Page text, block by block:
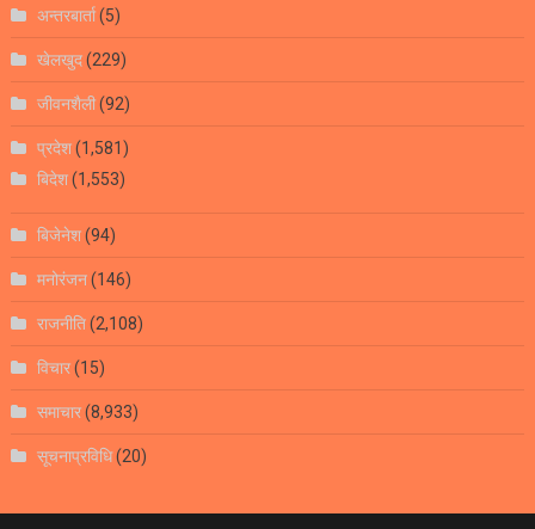
अन्तरबार्ता(5)
खेलखुद(229)
जीवनशैली(92)
प्रदेश(1,581)
बिदेश(1,553)
बिजेनेश(94)
मनोरंजन(146)
राजनीति(2,108)
विचार(15)
समाचार(8,933)
सूचनाप्रविधि(20)